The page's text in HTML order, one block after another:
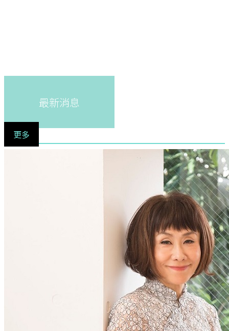
最新消息
更多